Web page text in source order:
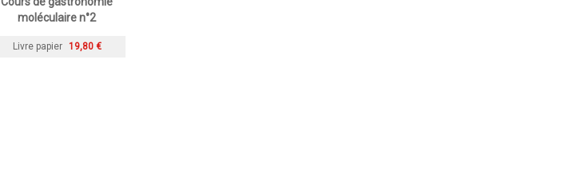
moléculaire n°2
Livre papier 19,80 €